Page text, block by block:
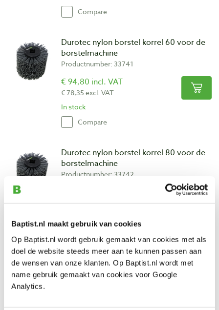
Baptist.nl maakt gebruik van cookies
Op Baptist.nl wordt gebruik gemaakt van cookies met als
doel de website steeds meer aan te kunnen passen aan
de wensen van onze klanten. Op Baptist.nl wordt met
name gebruik gemaakt van cookies voor Google
Analytics.
Compare
Durotec nylon borstel korrel 60 voor de
borstelmachine
Productnumber: 33741
€ 94,80 incl. VAT
€ 78,35 excl. VAT
In stock
Compare
Durotec nylon borstel korrel 80 voor de
borstelmachine
Productnumber: 33742
€ 78,35 excl. VAT
Durotec staal borstel voor de
borstelmachine